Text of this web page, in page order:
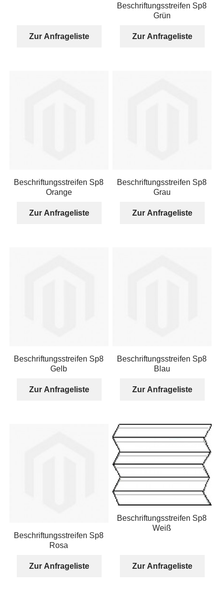
Zur Anfrageliste
Beschriftungsstreifen Sp8
Grün
Zur Anfrageliste
Beschriftungsstreifen Sp8
Orange
Zur Anfrageliste
Beschriftungsstreifen Sp8
Grau
Zur Anfrageliste
Beschriftungsstreifen Sp8
Gelb
Zur Anfrageliste
Beschriftungsstreifen Sp8
Blau
Zur Anfrageliste
Beschriftungsstreifen Sp8
Rosa
Zur Anfrageliste
Beschriftungsstreifen Sp8
Weiß
Zur Anfrageliste